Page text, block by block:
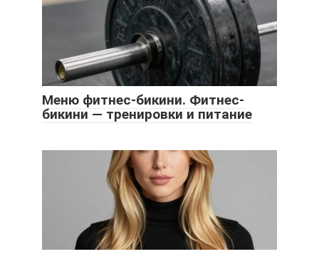
Меню фитнес-бикини. Фитнес-
бикини — тренировки и питание